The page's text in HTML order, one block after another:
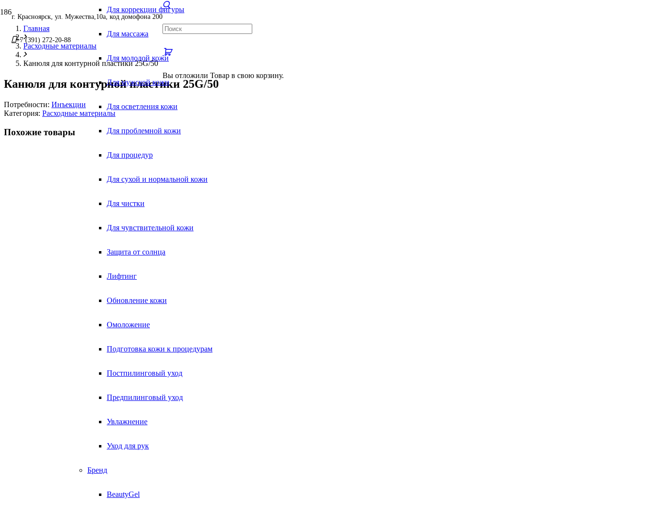
г. Красноярск, ул. Мужества,10а, код домофона 200
+7 (391) 272-20-88
Вы отложили Товар в свою корзину.
Для коррекции фигуры
Для массажа
Для молодой кожи
Для мужской кожи
Для осветления кожи
Для проблемной кожи
Для процедур
Для сухой и нормальной кожи
Для чистки
Для чувствительной кожи
Защита от солнца
Лифтинг
Обновление кожи
Омоложение
Подготовка кожи к процедурам
Постпилинговый уход
Предпилинговый уход
Увлажнение
Уход для рук
Бренд
BeautyGel
Главная
Расходные материалы
Канюля для контурной пластики 25G/50
Канюля для контурной пластики 25G/50
Потребности: Инъекции
Категория: Расходные материалы
Похожие товары